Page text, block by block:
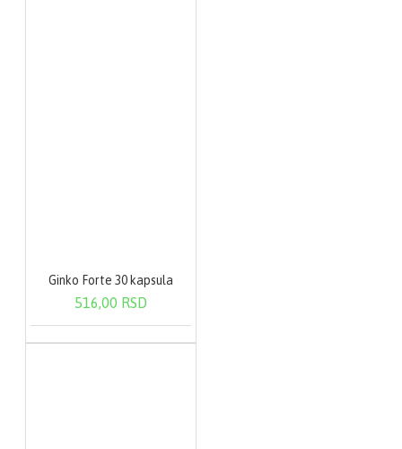
Ginko Forte 30 kapsula
516,00 RSD